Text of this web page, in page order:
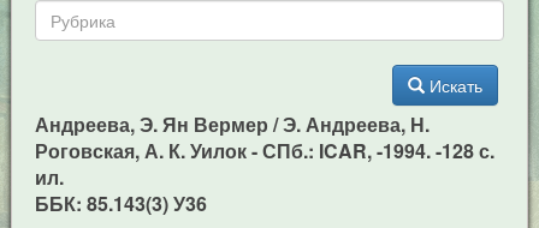
Искать
Андреева, Э. Ян Вермер / Э. Андреева, Н.
Роговская, А. К. Уилок - СПб.: ICAR, -1994. -128 с.
ил.
ББК: 85.143(3) У36